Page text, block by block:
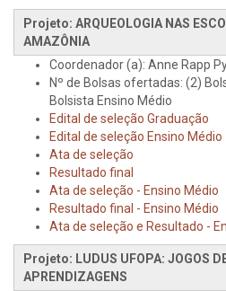
Projeto: ARQUEOLOGIA NAS
AMAZÔNIA
Coordenador (a): Anne Rapp
Nº de Bolsas ofertadas: (2)
Bolsista Ensino Médio
Edital de seleção Graduação
Edital de seleção Ensino Médio
Ata de seleção
Resultado final
Ata de seleção - Ensino Médio
Resultado final - Ensino Médio
Ata de seleção e Resultado -
Projeto: LUDUS UFOPA: JOGOS
APRENDIZAGENS